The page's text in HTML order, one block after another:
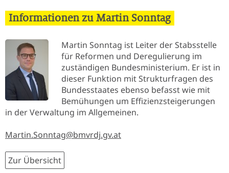
Informationen zu Martin Sonntag
Martin Sonntag ist Leiter der Stabsstelle
für Reformen und Deregulierung im
zuständigen Bundesministerium. Er ist in
dieser Funktion mit Strukturfragen des
Bundesstaates ebenso befasst wie mit
Bemühungen um Effizienzsteigerungen
in der Verwaltung im Allgemeinen.
Martin.Sonntag@bmvrdj.gv.at
Zur Übersicht